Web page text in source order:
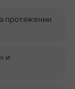
протяжении
и